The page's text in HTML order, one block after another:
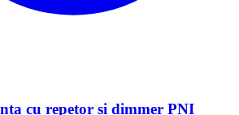
cu repetor si dimmer PNI